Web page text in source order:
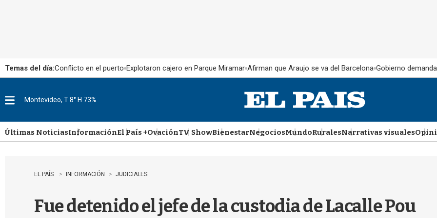
Temas del día:Conflicto en el puerto Explotaron cajero en Parque Miramar Afirman que Araujo se va del Barcelona Gobierno
u
Montevideo, T 8° H 73%
Últimas NoticiasInformaciónEl País +OvaciónTV ShowBienestarNegociosMundoRuralesNarrativas visuales
EL PAÍS INFORMACIÓN JUDICIALES
Fue detenido el jefe de la custodia de Lacalle Pou